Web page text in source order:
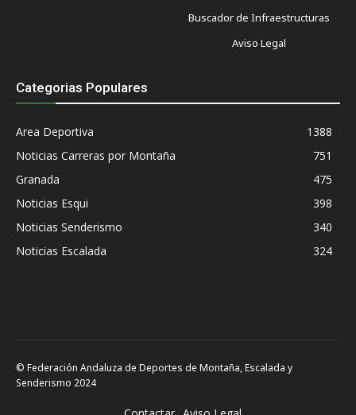
Buscador de Infraestructuras
Aviso Legal
Categorias Populares
Area Deportiva
1388
Noticias Carreras por Montaña
751
Granada
475
Noticias Esqui
398
Noticias Senderismo
340
Noticias Escalada
324
© Federación Andaluza de Deportes de Montaña, Escalada y
Senderismo 2024